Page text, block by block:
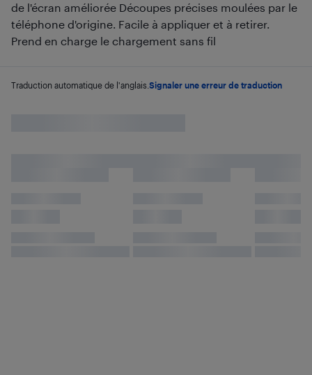
de l'écran améliorée Découpes précises moulées par le
téléphone d'origine. Facile à appliquer et à retirer.
Prend en charge le chargement sans fil
Traduction automatique de l'anglais. Signaler une erreur de traduction